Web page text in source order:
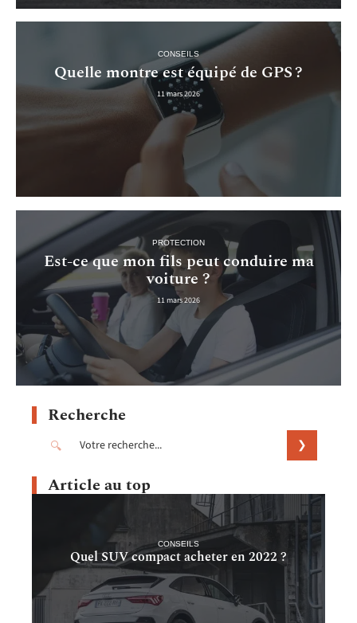
CONSEILS
Quelle montre est équipé de GPS ?
11 mars 2026
PROTECTION
Est-ce que mon fils peut conduire ma
voiture ?
11 mars 2026
Recherche
Article au top
CONSEILS
Quel SUV compact acheter en 2022 ?